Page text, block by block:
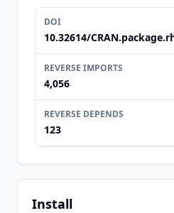
DOI
10.32614/
REVERSE IMPORTS
4,056
REVERSE DEPENDS
123
Install